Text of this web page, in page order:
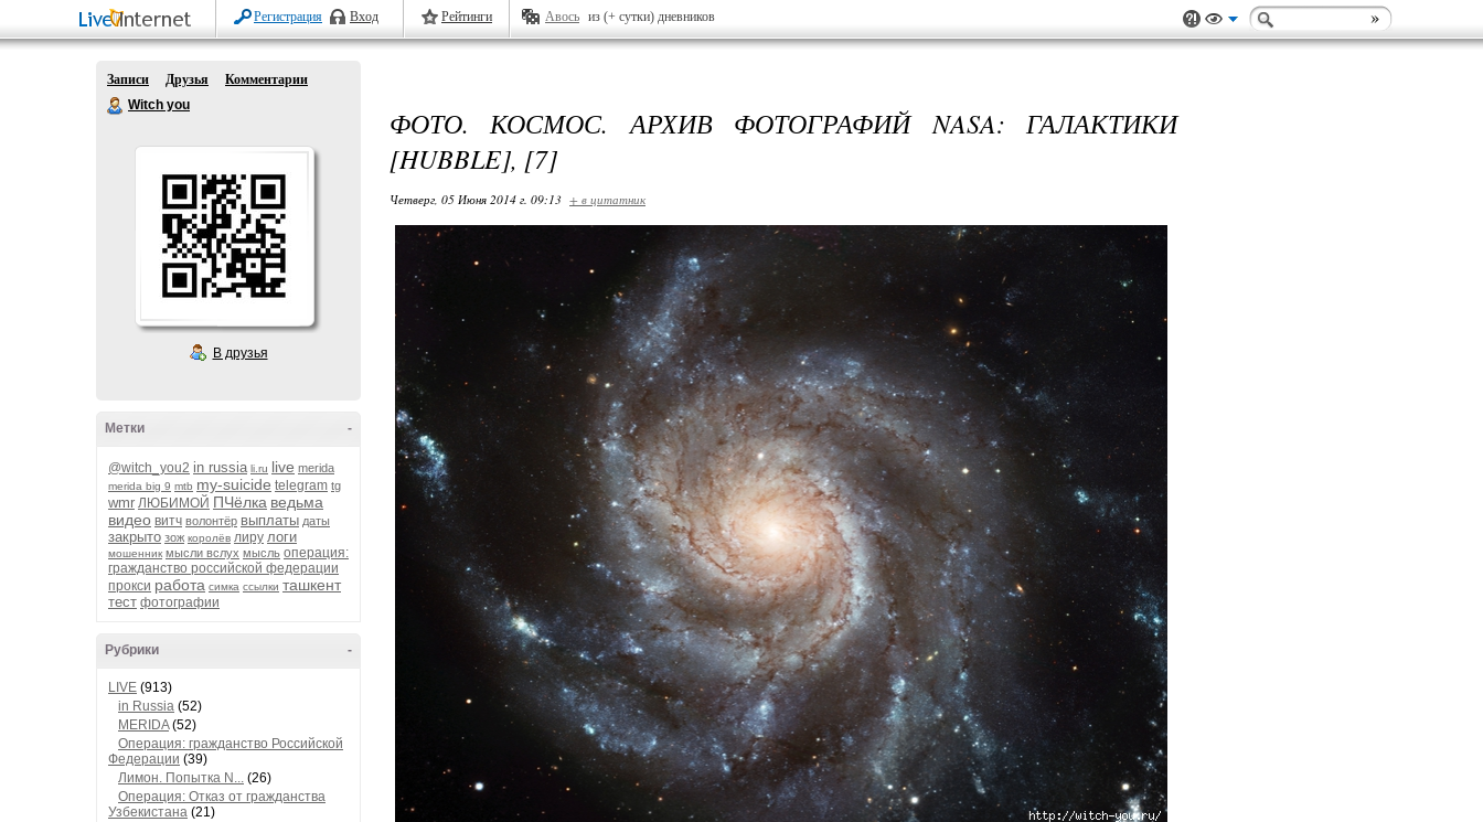
Регистрация Вход Рейтинги Авось из (+ сутки) дневников
Записи Друзья
Комментарии
Witch you
В друзья
-
Метки
@witch_you2 in russia li.ru live merida
merida big 9 mtb my-suicide telegram tg
wmr ЛЮБИМОЙ ПЧёлка ведьма
видео витч волонтёр выплаты даты
закрыто зож королёв лиру логи
мошенник мысли вслух мысль операция:
гражданство российской федерации
прокси работа симка ссылки ташкент
тест фотографии
-
Рубрики
LIVE (913)
in Russia (52)
MERIDA(52)
Операция: гражданство Российской
Федерации (39)
Лимон. Попытка N... (26)
Операция: Отказ от гражданства
Узбекистана (21)
ФОТО. КОСМОС. АРХИВ ФОТОГРАФИЙ NASA: ГАЛАКТИКИ
[HUBBLE], [7]
Четверг, 05 Июня 2014 г. 09:13 + в цитатник